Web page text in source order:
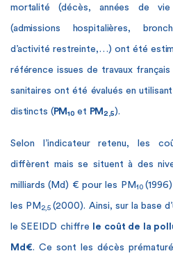
mortalité (décès, années de
(admissions hospitalières,
d’activité restreinte,…) ont été
référence issues de travaux
sanitaires ont été évalués en
distincts (PM10 et PM2,5 ).
Selon l’indicateur retenu, les
diffèrent mais se situent à des
milliards (Md) € pour les PM 10
les PM 2,5(2000). Ainsi, sur la base
le SEEIDD chiffre le coût de la
Md€. Ce sont les décès